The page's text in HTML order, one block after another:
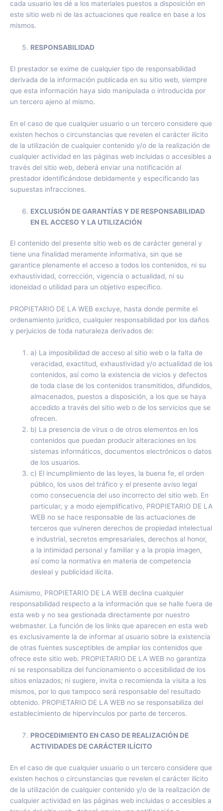
cada usuario les dé a los materiales puestos a disposición en
este sitio web ni de las actuaciones que realice en base a los
mismos.
RESPONSABILIDAD
El prestador se exime de cualquier tipo de responsabilidad
derivada de la información publicada en su sitio web, siempre
que esta información haya sido manipulada o introducida por
un tercero ajeno al mismo.
En el caso de que cualquier usuario o un tercero considere que
existen hechos o circunstancias que revelen el carácter ilícito
de la utilización de cualquier contenido y/o de la realización de
cualquier actividad en las páginas web incluidas o accesibles a
través del sitio web, deberá enviar una notificación al
prestador identificándose debidamente y especificando las
supuestas infracciones.
EXCLUSIÓN DE GARANTÍAS Y DE RESPONSABILIDAD
EN EL ACCESO Y LA UTILIZACIÓN
El contenido del presente sitio web es de carácter general y
tiene una finalidad meramente informativa, sin que se
garantice plenamente el acceso a todos los contenidos, ni su
exhaustividad, corrección, vigencia o actualidad, ni su
idoneidad o utilidad para un objetivo específico.
PROPIETARIO DE LA WEB excluye, hasta donde permite el
ordenamiento jurídico, cualquier responsabilidad por los daños
y perjuicios de toda naturaleza derivados de:
a) La imposibilidad de acceso al sitio web o la falta de
veracidad, exactitud, exhaustividad y/o actualidad de los
contenidos, así como la existencia de vicios y defectos
de toda clase de los contenidos transmitidos, difundidos,
almacenados, puestos a disposición, a los que se haya
accedido a través del sitio web o de los servicios que se
ofrecen.
b) La presencia de virus o de otros elementos en los
contenidos que puedan producir alteraciones en los
sistemas informáticos, documentos electrónicos o datos
de los usuarios.
c) El incumplimiento de las leyes, la buena fe, el orden
público, los usos del tráfico y el presente aviso legal
como consecuencia del uso incorrecto del sitio web. En
particular, y a modo ejemplificativo, PROPIETARIO DE LA
WEB no se hace responsable de las actuaciones de
terceros que vulneren derechos de propiedad intelectual
e industrial, secretos empresariales, derechos al honor,
a la intimidad personal y familiar y a la propia imagen,
así como la normativa en materia de competencia
desleal y publicidad ilícita.
Asimismo, PROPIETARIO DE LA WEB declina cualquier
responsabilidad respecto a la información que se halle fuera de
esta web y no sea gestionada directamente por nuestro
webmaster. La función de los links que aparecen en esta web
es exclusivamente la de informar al usuario sobre la existencia
de otras fuentes susceptibles de ampliar los contenidos que
ofrece este sitio web. PROPIETARIO DE LA WEB no garantiza
ni se responsabiliza del funcionamiento o accesibilidad de los
sitios enlazados; ni sugiere, invita o recomienda la visita a los
mismos, por lo que tampoco será responsable del resultado
obtenido. PROPIETARIO DE LA WEB no se responsabiliza del
establecimiento de hipervínculos por parte de terceros.
PROCEDIMIENTO EN CASO DE REALIZACIÓN DE
ACTIVIDADES DE CARÁCTER ILÍCITO
En el caso de que cualquier usuario o un tercero considere que
existen hechos o circunstancias que revelen el carácter ilícito
de la utilización de cualquier contenido y/o de la realización de
cualquier actividad en las páginas web incluidas o accesibles a